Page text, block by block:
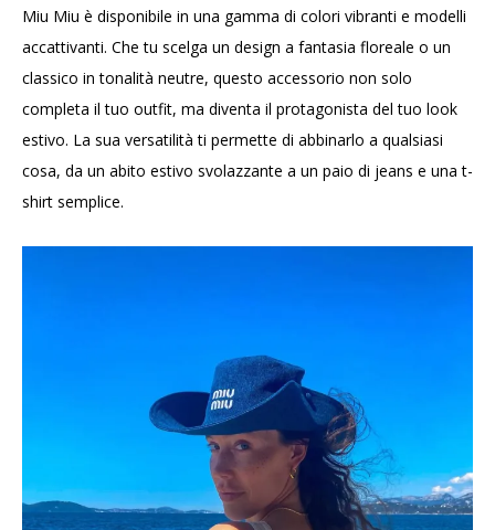
Miu Miu è disponibile in una gamma di colori vibranti e modelli
accattivanti. Che tu scelga un design a fantasia floreale o un
classico in tonalità neutre, questo accessorio non solo
completa il tuo outfit, ma diventa il protagonista del tuo look
estivo. La sua versatilità ti permette di abbinarlo a qualsiasi
cosa, da un abito estivo svolazzante a un paio di jeans e una t-
shirt semplice.